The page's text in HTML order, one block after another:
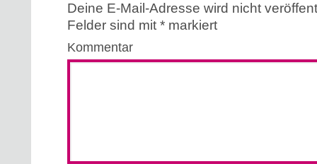
Deine E-Mail-Adresse wird nicht
Felder sind mit * markiert
Kommentar